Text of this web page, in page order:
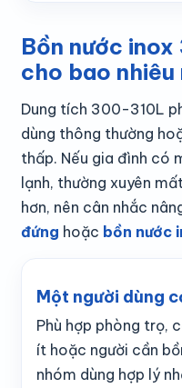
Bồn nước
cho bao nhiêu
Dung tích 300-310L
dùng thông thường
thấp. Nếu gia đình có
lạnh, thường xuyên
hơn, nên cân nhắc
đứng hoặc bồn nước
Một người dùng
Phù hợp phòng trọ,
ít hoặc người cần
nhóm dùng hợp lý